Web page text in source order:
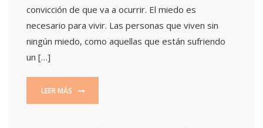
convicción de que va a ocurrir. El miedo es
necesario para vivir. Las personas que viven sin
ningún miedo, como aquellas que están sufriendo
un […]
LEER MÁS